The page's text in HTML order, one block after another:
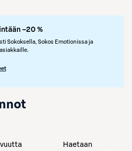
–20 %
Sokoksella, Sokos Emotionissa ja
Haetaan